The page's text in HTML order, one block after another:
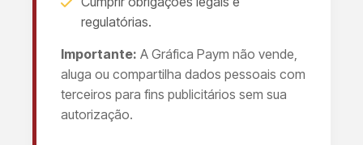
regulatórias.
Importante: A Gráfica Paym não vende,
aluga ou compartilha dados pessoais com
terceiros para fins publicitários sem sua
autorização.